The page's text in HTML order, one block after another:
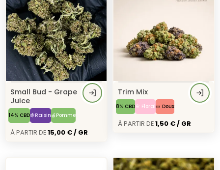
Small Bud - Grape
Juice
14% CBD🍇Raisin🍎Pomme
À Partir de15,00 € / GR
Trim Mix
8% CBD🌸 Floral🍬 Doux
À Partir de1,50 € / GR